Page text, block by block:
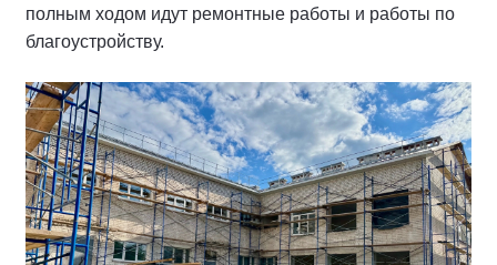
полным ходом идут ремонтные работы и работы по
благоустройству.